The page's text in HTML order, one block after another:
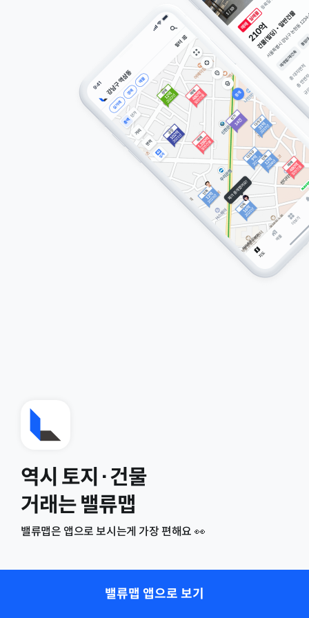
역시 토지·건물
거래는 밸류맵
밸류맵은 앱으로 보시는게 가장 편해요 👀
밸류맵 앱으로 보기